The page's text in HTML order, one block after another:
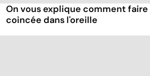
On vous explique comment
coincée dans l'oreille